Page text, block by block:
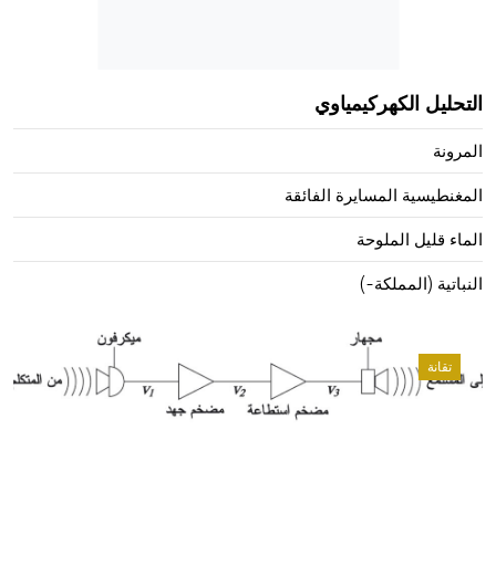
التحليل الكهركيمياوي
المرونة
المغنطيسية المسايرة الفائقة
الماء قليل الملوحة
النباتية (المملكة-)
تقانة